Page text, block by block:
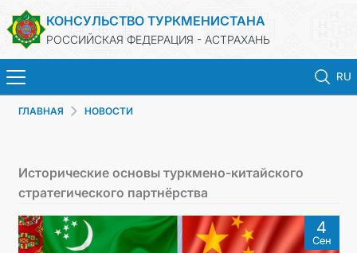
КОНСУЛЬСТВО ТУРКМЕНИСТАНА
РОССИЙСКАЯ ФЕДЕРАЦИЯ - АСТРАХАНЬ
RU
ТУРКМЕНИСТАН
ПРОДЛЕНИЕ СРОКА ПАСПОРТА
ГЛАВНАЯ НОВОСТИ
Исторические основы туркмено-китайского
стратегического партнёрства
4
Сен